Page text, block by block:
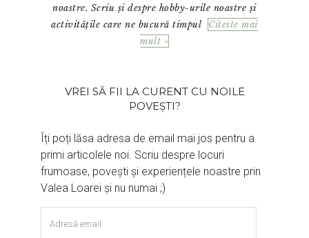
noastre. Scriu și despre hobby-urile noastre și
activitățile care ne bucură timpul
Citeste mai
mult »
VREI SĂ FII LA CURENT CU NOILE
POVEȘTI?
Îți poți lăsa adresa de email mai jos pentru a
primi articolele noi. Scriu despre locuri
frumoase, povești și experiențele noastre prin
Valea Loarei și nu numai ;)
email